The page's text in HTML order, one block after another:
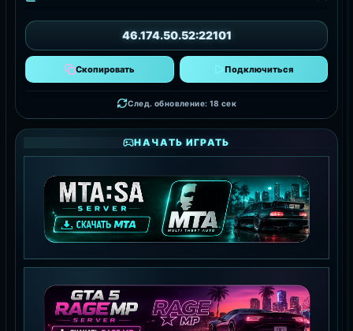
46.174.50.52:22101
Скопировать Подключиться
След. обновление: 16 сек
НАЧАТЬ ИГРАТЬ
MTA:SA SERVER
СКАЧАТЬ MTA